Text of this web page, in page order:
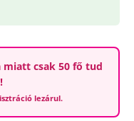
miatt csak 50 fő tud
lezárul.